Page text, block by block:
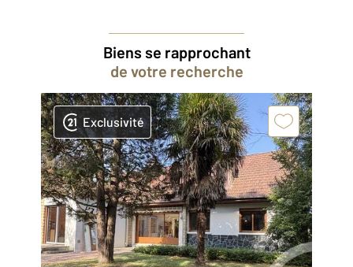
Biens se rapprochant
de votre recherche
Exclusivité